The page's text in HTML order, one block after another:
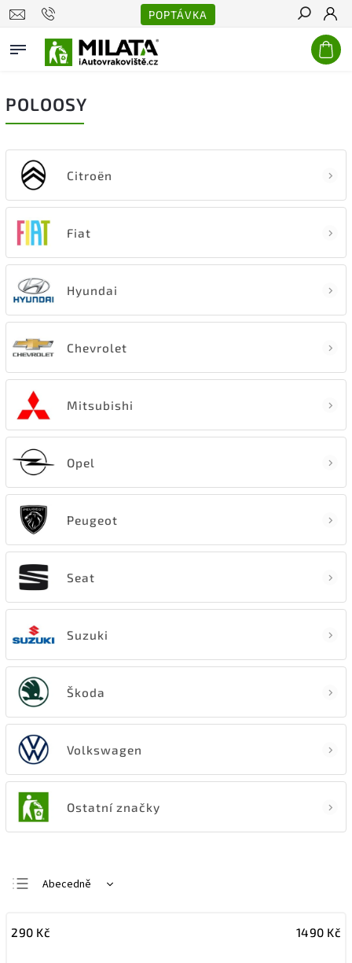
POPTÁVKA
Hledat
POLOOSY
Citroën
Fiat
Hyundai
Chevrolet
Mitsubishi
Opel
Peugeot
Seat
Suzuki
Škoda
Volkswagen
Ostatní značky
Abecedně
Nejdražší
290 Kč 1490 Kč